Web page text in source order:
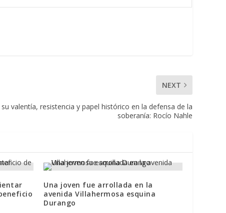
NEXT
valentía, resistencia y papel histórico en la defensa de la
soberanía: Rocío Nahle
Una joven fue arrollada en la
avenida Villahermosa esquina
Durango